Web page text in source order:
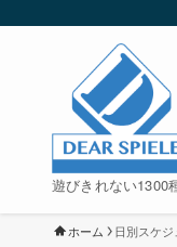
遊びきれない1300
ホーム 日別スケジ